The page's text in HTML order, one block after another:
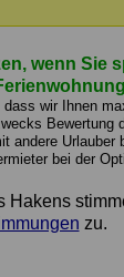
wenn Sie
wir Ihnen
Bewertung
andere Urlauber
bei der
Hakens
zu.